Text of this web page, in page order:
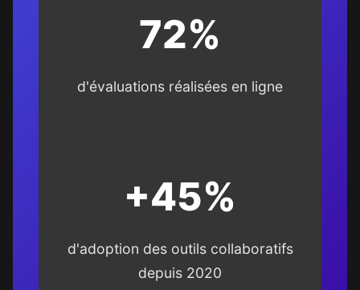
72%
d'évaluations réalisées en ligne
+45%
d'adoption des outils collaboratifs
depuis 2020